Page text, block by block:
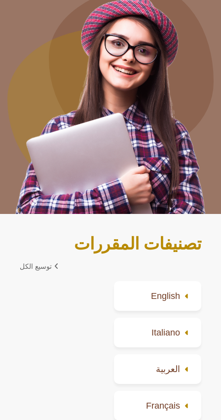
تصنيفات المقررات
توسيع الكل
English
Italiano
العربية
Français